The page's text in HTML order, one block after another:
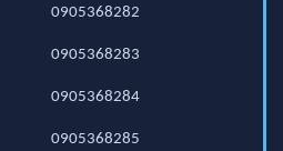
0905368282
0905368283
0905368284
0905368285